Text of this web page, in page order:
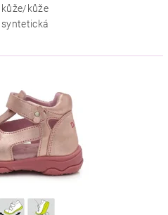
kůže/kůže
syntetická